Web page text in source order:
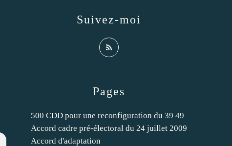
Pages
500 CDD pour une reconfiguration du 39 49
Accord cadre pré-électoral du 24 juillet 2009
Accord d'adaptation
Suivez-moi